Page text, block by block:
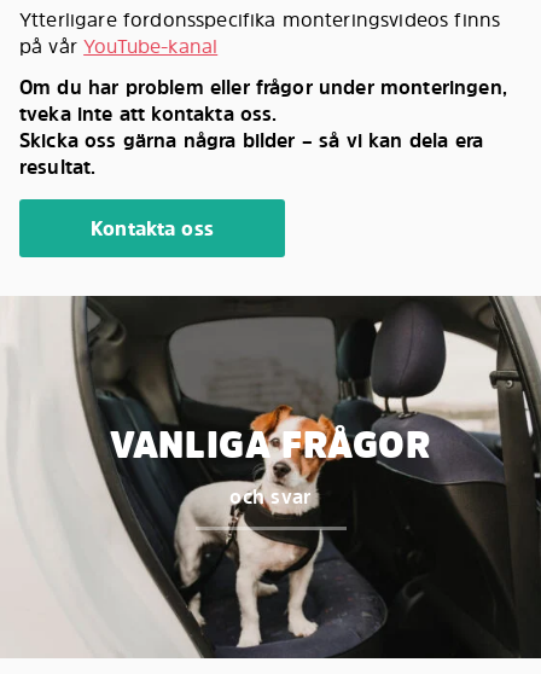
Ytterligare fordonsspecifika monteringsvideos finns
på vårYouTube-kanal
Om du har problem eller frågor under monteringen,
tveka inte att kontakta oss.
Skicka oss gärna några bilder – så vi kan dela era
resultat.
Kontakta oss
VANLIGA FRÅGOR
och svar